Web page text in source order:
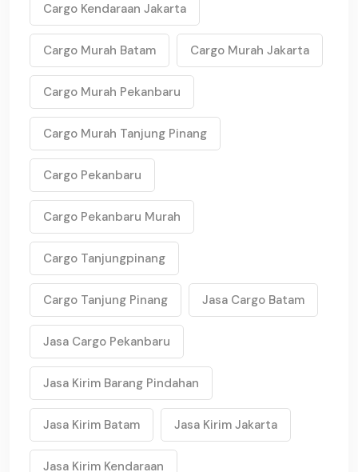
Cargo Kendaraan Jakarta
Cargo Murah Batam Cargo Murah Jakarta
Cargo Murah Pekanbaru
Cargo Murah Tanjung Pinang
Cargo Pekanbaru
Cargo Pekanbaru Murah
Cargo Tanjungpinang
Cargo Tanjung Pinang Jasa Cargo Batam
Jasa Cargo Pekanbaru
Jasa Kirim Barang Pindahan
Jasa Kirim Batam Jasa Kirim Jakarta
Jasa Kirim Kendaraan